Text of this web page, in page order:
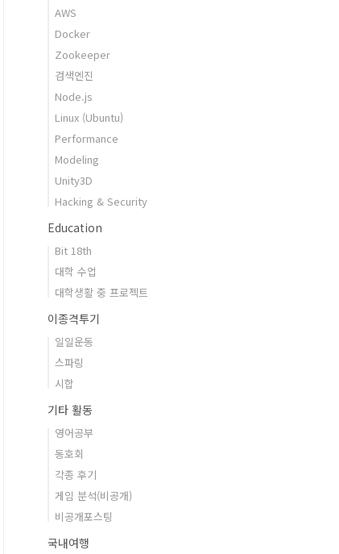
AWS
Docker
Zookeeper
검색엔진
Node.js
Linux (Ubuntu)
Performance
Modeling
Unity3D
Hacking & Security
Education
Bit 18th
대학 수업
대학생활 중 프로젝트
이종격투기
일일운동
스파링
시합
기타 활동
영어공부
동호회
각종 후기
게임 분석(비공개)
비공개포스팅
국내여행